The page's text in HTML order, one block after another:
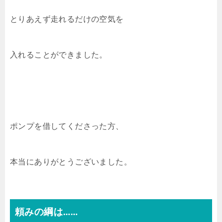
とりあえず走れるだけの空気を
入れることができました。
ポンプを借してくださった方、
本当にありがとうございました。
頼みの綱は……